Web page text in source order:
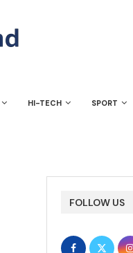
HI-TECH SPORT
FOLLOW US